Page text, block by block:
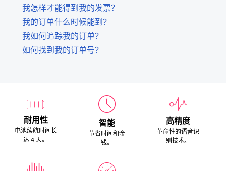
我怎样才能得到我的发票？
我的订单什么时候能到？
我如何追踪我的订单？
如何找到我的订单号？
耐用性
电池续航时间长
达 4 天。
智能
节省时间和金
钱。
高精度
革命性的语音识
别技术。